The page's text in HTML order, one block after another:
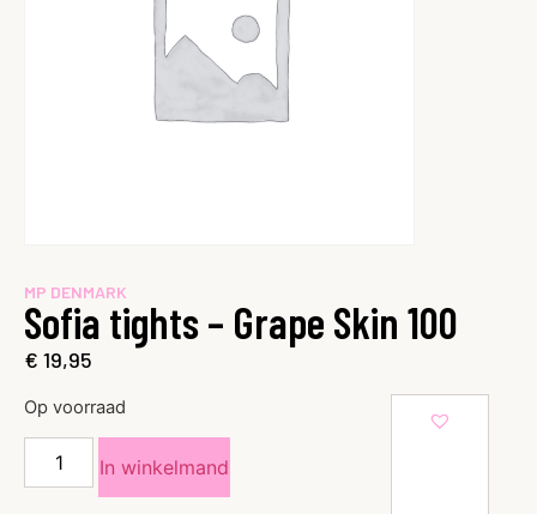
MP DENMARK
Sofia tights – Grape Skin 100
€ 19,95
Op voorraad
In winkelmand